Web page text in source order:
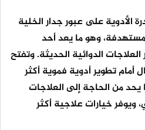
الأدوية على عبور جدار الخلية
وهو ما يعد أحد
الدوائية الحديثة. وتفتح
أمام تطوير أدوية فموية أكثر
من الحاجة إلى العلاجات
ويوفر خيارات علاجية أكثر